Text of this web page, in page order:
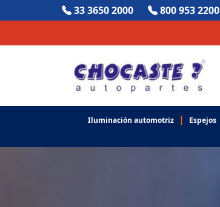
33 3650 2000 800 953 2200
Iluminación automotriz | Espejos